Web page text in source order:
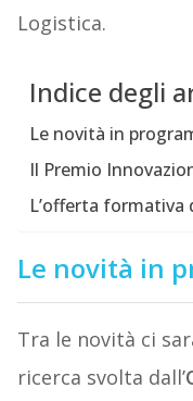
Logistica.
Indice degli
Le novità in
Il Premio
L’offerta formativa
Le novità in
Tra le novità ci
ricerca svolta dall’